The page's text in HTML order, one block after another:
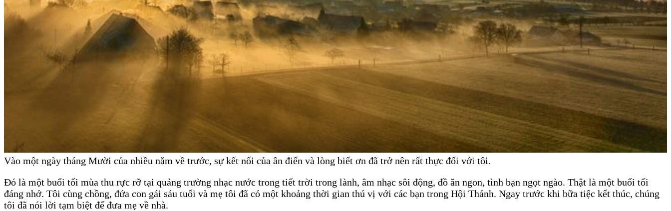
Vào một ngày tháng Mười của nhiều năm về trước, sự kết nối của ân điển và lòng biết ơn đã trở nên rất thực đối với tôi.
Đó là một buổi tối mùa thu rực rỡ tại quảng trường nhạc nước trong tiết trời trong lành, âm nhạc sôi động, đồ ăn ngon, tình bạn ngọt ngào. Thật là một buổi tối
đáng nhớ. Tôi cùng chồng, đứa con gái sáu tuổi và mẹ tôi đã có một khoảng thời gian thú vị với các bạn trong Hội Thánh. Ngay trước khi bữa tiệc kết thúc, chúng
tôi đã nói lời tạm biệt để đưa mẹ về nhà.